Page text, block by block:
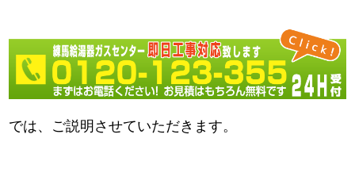
では、ご説明させていただきます。